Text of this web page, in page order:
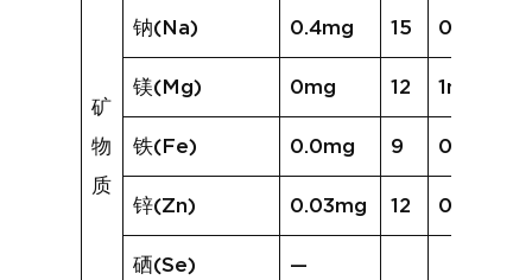
矿
物
质
钠(Na) 0.4mg 15 0.9mg
镁(Mg) 0mg 12 1mg
铁(Fe) 0.0mg 9 0.1mg
锌(Zn) 0.03mg 12 0.05mg
硒(Se) —